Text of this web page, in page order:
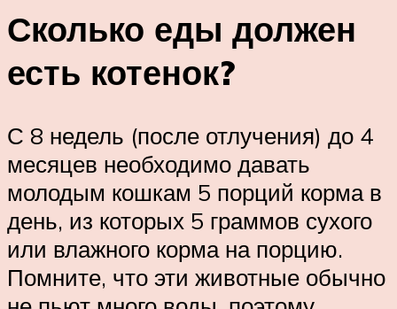
Сколько еды должен
есть котенок?
С 8 недель (после отлучения) до 4
месяцев необходимо давать
молодым кошкам 5 порций корма в
день, из которых 5 граммов сухого
или влажного корма на порцию.
Помните, что эти животные обычно